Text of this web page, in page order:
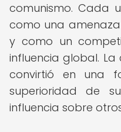
comunismo. Cada
como una
y como un
influencia global.
convirtió en una
superioridad de
influencia sobre